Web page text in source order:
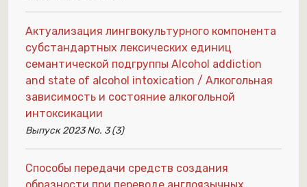
Актуализация лингвокультурного компонента
субстандартных лексических единиц
семантической подгруппы Alcohol addiction
and state of alcohol intoxication / Алкогольная
зависимость и состояние алкогольной
интоксикации
Выпуск 2023 No. 3 (3)
Способы передачи средств создания